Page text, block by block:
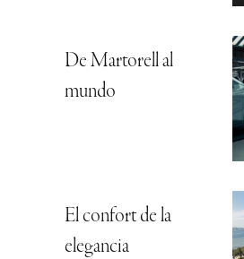
De Martorell al
mundo
El confort de la
elegancia